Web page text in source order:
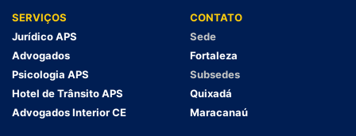
SERVIÇOS
Jurídico APS
Advogados
Psicologia APS
Hotel de Trânsito APS
Advogados Interior CE
CONTATO
Sede
Fortaleza
Subsedes
Quixadá
Maracanaú